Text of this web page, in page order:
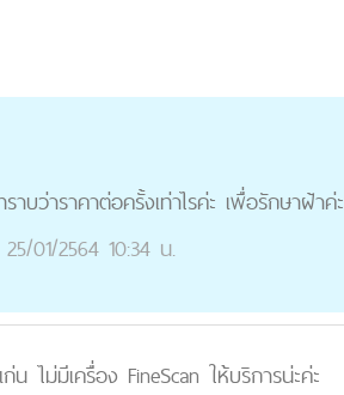
บว่าราคาต่อครั้งเท่าไรค่ะ เพื่อรักษาฝ้าค่ะ
25/01/2564 10:34 น.
ไม่มีเครื่อง FineScan ให้บริการน่ะค่ะ